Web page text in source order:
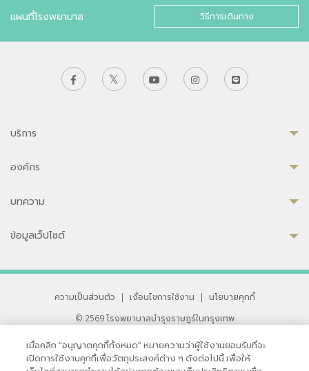
แผนที่โรงพยาบาล วิธีการเดินทาง
บริการ
องค์กร
บทความ
ข้อมูลเว็ปไซต์
ความเป็นส่วนตัว | เงื่อนไขการใช้งาน |
นโยบายคุกกี้
© 2569 โรงพยาบาลบำรุงราษฎร์ในกรุงเทพ
33 สุขุมวิท ซอย 3 เขตวัฒนา กรุงเทพ 10110 ประเทศไทย
หากท่านมีข้อคิดเห็นหรือปัญหาในการใช้เว็บไซต์ของเรา
เมื่อคลิก “อนุญาตคุกกี้ทั้งหมด” หมายความว่าผู้ใช้งานยอมรับที่จะ
เปิดการใช้งานคุกกี้เพื่อวัตถุประสงค์ต่าง ๆ ดังต่อไปนี้ เพื่อให้